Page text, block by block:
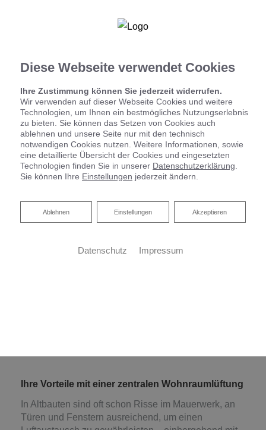
Zentrale Wohnraumlüftung
Ihre Vorteile mit einer zentralen Wohnraumlüftung
In Altbauten sind oft schon Risse im Mauerwerk, an
Türen und Fenstern ausreichend, um einen
Diese Webseite verwendet Cookies
Ihre Zustimmung können Sie jederzeit widerrufen.
Wir verwenden auf dieser Webseite Cookies und weitere
Technologien, um Ihnen ein bestmögliches Nutzungserlebnis
zu bieten. Sie können das Setzen von Cookies auch
ablehnen und unsere Seite nur mit den technisch
notwendigen Cookies nutzen. Weitere Informationen, sowie
eine detaillierte Übersicht der Cookies und eingesetzten
Technologien finden Sie in unserer Datenschutzerklärung
Sie können Ihre Einstellungen jederzeit ändern.
Akzeptieren
Einstellungen
Ablehnen
Ablehnen
Datenschutz Impressum